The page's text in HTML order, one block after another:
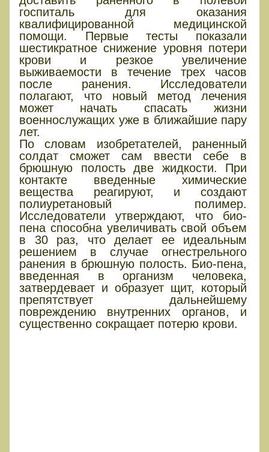
госпиталь для оказания
квалифицированной медицинской
помощи. Первые тесты показали
шестикратное снижение уровня потери
крови и резкое увеличение
выживаемости в течение трех часов
после ранения. Исследователи
полагают, что новый метод лечения
может начать спасать жизни
военнослужащих уже в ближайшие пару
лет.
По словам изобретателей, раненный
солдат сможет сам ввести себе в
брюшную полость две жидкости. При
контакте введенные химические
вещества реагируют, и создают
полиуретановый полимер.
Исследователи утверждают, что био-
пена способна увеличивать свой объем
в 30 раз, что делает ее идеальным
решением в случае огнестрельного
ранения в брюшную полость. Био-пена,
введенная в организм человека,
затвердевает и образует щит, который
препятствует дальнейшему
повреждению внутренних органов, и
существенно сокращает потерю крови.